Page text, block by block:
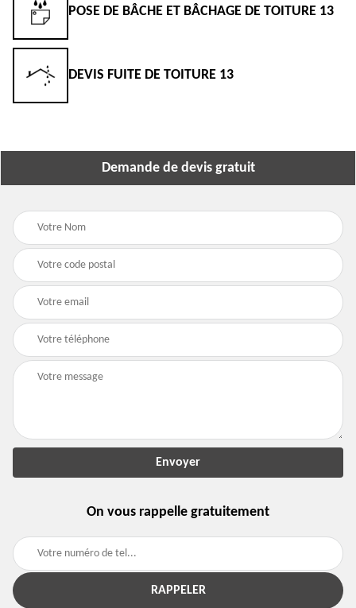
POSE DE BÂCHE ET BÂCHAGE DE TOITURE 13
DEVIS FUITE DE TOITURE 13
Demande de devis gratuit
On vous rappelle gratuitement